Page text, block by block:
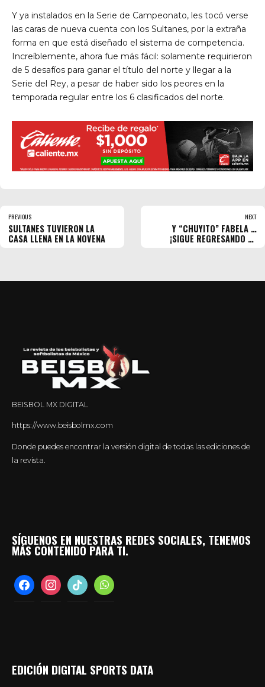
Y ya instalados en la Serie de Campeonato, les tocó verse
las caras de nueva cuenta con los Sultanes, por la extraña
forma en que está diseñado el sistema de competencia.
Increíblemente, ahora fue más fácil: solamente requirieron
de 5 desafíos para ganar el título del norte y llegar a la
Serie del Rey, a pesar de haber sido los peores en la
temporada regular entre los 6 clasificados del norte.
PREVIOUS
SULTANES TUVIERON LA
CASA LLENA EN LA NOVENA
NEXT
Y “CHUYITO” FABELA …
¡SIGUE REGRESANDO AL
BEISBOL MX DIGITAL
https://www.beisbolmx.com
Donde puedes encontrar la versión digital de todas las ediciones de
la revista.
SÍGUENOS EN NUESTRAS REDES SOCIALES, TENEMOS
MÁS CONTENIDO PARA TI.
facebookinstagramtiktok whatsapp
EDICIÓN DIGITAL SPORTS DATA